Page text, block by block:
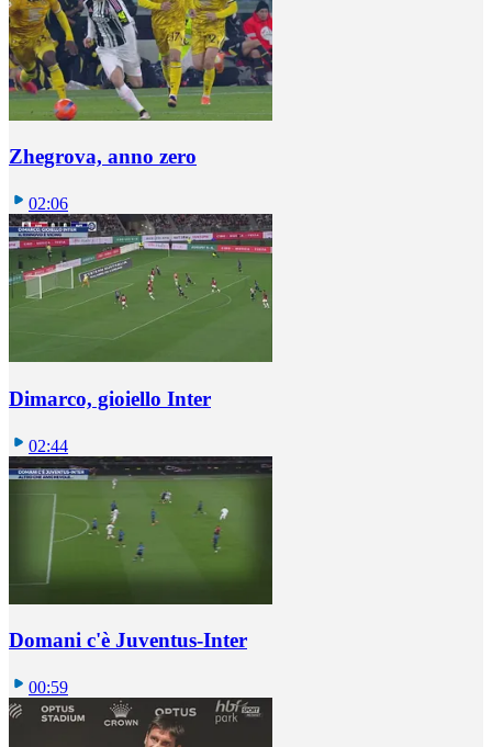
Zhegrova, anno zero
02:06
Dimarco, gioiello Inter
02:44
Domani c'è Juventus-Inter
00:59